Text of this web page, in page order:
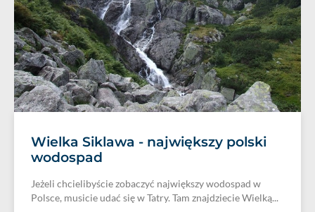
Wielka Siklawa - największy polski
wodospad
Jeżeli chcielibyście zobaczyć największy wodospad w
Polsce, musicie udać się w Tatry. Tam znajdziecie Wielką...